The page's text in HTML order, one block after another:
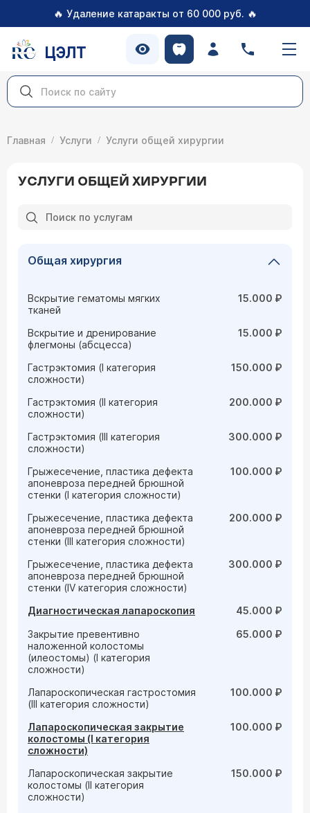
🔥 Удаление катаракты от 60 000 руб. 🔥
ЦЭЛТ
Главная Услуги Услуги общей хирургии
УСЛУГИ ОБЩЕЙ ХИРУРГИИ
Общая хирургия
Вскрытие гематомы мягких
тканей
15.000 ₽
Вскрытие и дренирование
флегмоны (абсцесса)
15.000 ₽
Гастрэктомия (I категория
сложности)
150.000 ₽
Гастрэктомия (II категория
сложности)
200.000 ₽
Гастрэктомия (III категория
сложности)
300.000 ₽
Грыжесечение, пластика дефекта
апоневроза передней брюшной
стенки (I категория сложности)
100.000 ₽
Грыжесечение, пластика дефекта
апоневроза передней брюшной
стенки (III категория сложности)
200.000 ₽
Грыжесечение, пластика дефекта
апоневроза передней брюшной
стенки (IV категория сложности)
300.000 ₽
Диагностическая лапароскопия
45.000 ₽
Закрытие превентивно
наложенной колостомы
(илеостомы) (I категория
сложности)
65.000 ₽
Лапароскопическая гастростомия
(III категория сложности)
100.000 ₽
Лапароскопическая закрытие
колостомы (I категория
сложности)
100.000 ₽
Лапароскопическая закрытие
колостомы (II категория
сложности)
150.000 ₽